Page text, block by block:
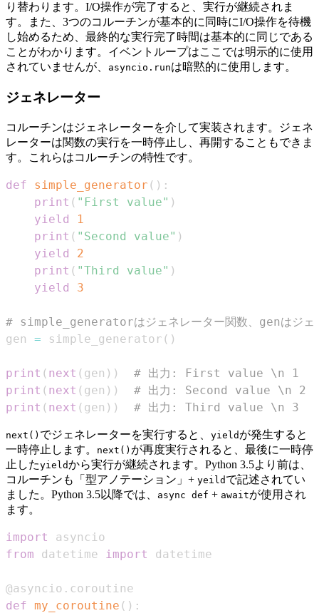
り替わります。I/O操作が完了すると、実行が継続されま
す。また、3つのコルーチンが基本的に同時にI/O操作を待機
し始めるため、最終的な実行完了時間は基本的に同じである
ことがわかります。イベントループはここでは明示的に使用
されていませんが、
asyncio.runは暗黙的に使用します。
ジェネレーター
コルーチンはジェネレーターを介して実装されます。ジェネ
レーターは関数の実行を一時停止し、再開することもできま
す。これらはコルーチンの特性です。
def simple_generator ( ) :
print ( "First value" )
yield
1
print ( "Second value" )
yield
2
print ( "Third value" )
yield
3
# simple_generatorはジェネレーター関数、genはジェ
gen = simple_generator ( )
print ( next ( gen ) )
# 出力: First value \n 1
print ( next ( gen ) )
# 出力: Second value \n 2
print ( next ( gen ) ) # 出力: Third value \n 3
next() でジェネレーターを実行すると、 yield が発生すると
一時停止します。
next() が再度実行されると、最後に一時停
止したyieldから実行が継続されます。Python 3.5より前は、
コルーチンも「型アノテーション」+ yeild で記述されてい
ました。Python 3.5以降では、
async def + awaitが使用され
ます。
import
from datetime import
@asyncio . coroutine
def my_coroutine ( ) :